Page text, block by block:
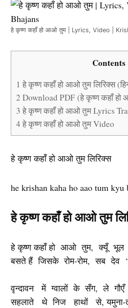
हे कृष्ण कहाँ हो आओ तुम | Lyrics, Video |
Contents
1 हे कृष्ण कहाँ हो आओ तुम लिरिक्स
2 Download PDF (हे कृष्ण कहाँ
3 हे कृष्ण कहाँ हो आओ तुम Lyrics
4 हे कृष्ण कहाँ हो आओ तुम Video
हे कृष्ण कहाँ हो आओ तुम लिरिक्स
he krishan kaha ho aao tum kyu
हे कृष्ण कहाँ हो आओ तुम
हे कृष्ण कहाँ हो आओ तुम, क्यूँ भूल
बसते हैं जिसके रोम-रोम, सब देव
वृन्दावन में ग्वालों के सँग, ले
सहलाते थे निज हाथों से, यमुना-